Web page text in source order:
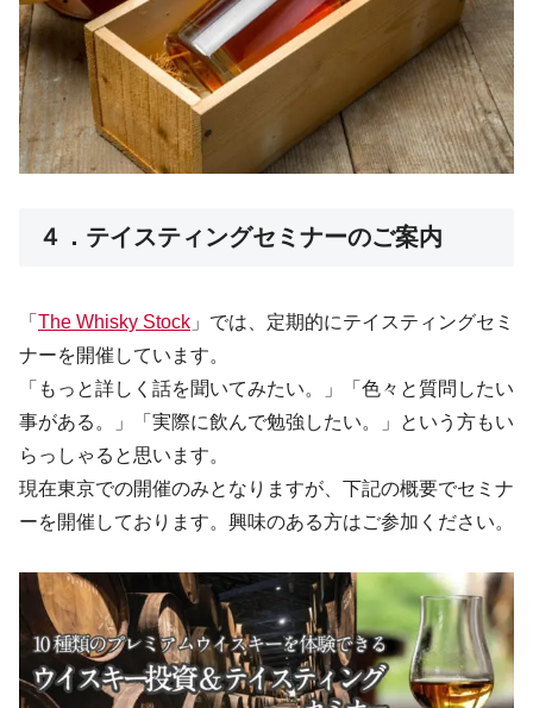
４．テイスティングセミナーのご案内
「 The Whisky Stock 」では、定期的にテイスティングセミ
ナーを開催しています。
「もっと詳しく話を聞いてみたい。」「色々と質問したい
事がある。」「実際に飲んで勉強したい。」という方もい
らっしゃると思います。
現在東京での開催のみとなりますが、下記の概要でセミナ
ーを開催しております。興味のある方はご参加ください。